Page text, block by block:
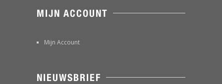
MIJN ACCOUNT
Mijn Account
NIEUWSBRIEF